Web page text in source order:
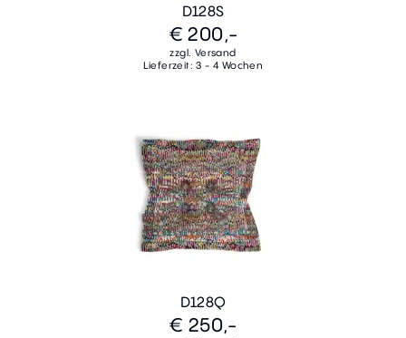
D128S
€ 200,-
zzgl. Versand
Lieferzeit: 3 - 4 Wochen
D128Q
€ 250,-